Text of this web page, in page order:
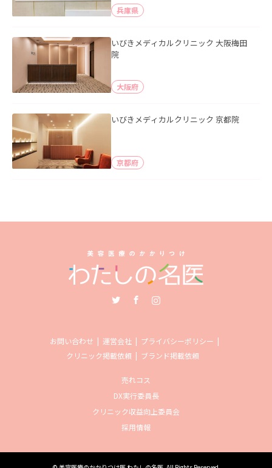
兵庫県
いびきメディカルクリニック 大阪梅田
院
大阪府
いびきメディカルクリニック 京都院
京都府
お問い合わせ 運営会社
プライバシーポリシー
クリニック掲載依頼
ブランド掲載依頼
売れコス
DX実行委員長
クリニック収益向上委員会
採用情報